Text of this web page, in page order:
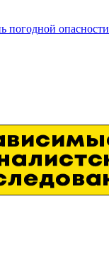
погодной опасности